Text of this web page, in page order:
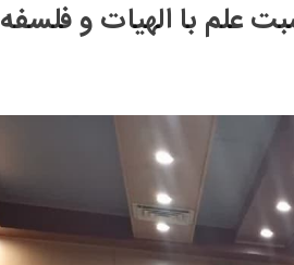
با الهیات و فلسفه